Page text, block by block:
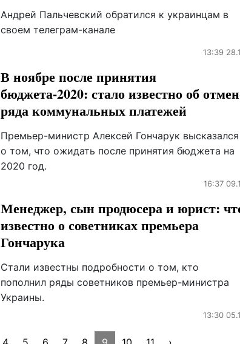
Андрей Пальчевский обратился к украинцам в
своем телеграм-канале
13:39
В ноябре после принятия
бюджета-2020: стало известно об
ряда коммунальных платежей
Премьер-министр Алексей Гончарук высказался
о том, что ожидать после принятия бюджета на
2020 год.
16:37
Менеджер, сын продюсера и юрист:
известно о советниках премьера
Гончарука
Стали известны подробности о том, кто
пополнил ряды советников премьер-министра
Украины.
13:30